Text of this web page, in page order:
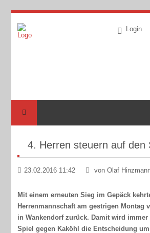
Login
4. Herren steuern auf den
23.02.2016 11:42 von Olaf
Mit einem erneuten Sieg im Gepäck
Herrenmannschaft am gestrigen Montag
in Wankendorf zurück. Damit wird immer
Spiel gegen Kaköhl die Entscheidung